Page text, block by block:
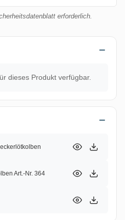
erforderlich.
dieses Produkt verfügbar.
Art.-Nr. 364